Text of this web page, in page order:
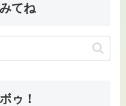
てね
ゥ！